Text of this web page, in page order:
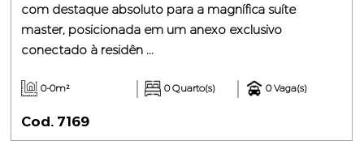
com destaque absoluto para a magnífica suíte
master, posicionada em um anexo exclusivo
conectado à residên ...
0-0m² 0 Quarto(s) 0 Vaga(s)
Cod. 7169